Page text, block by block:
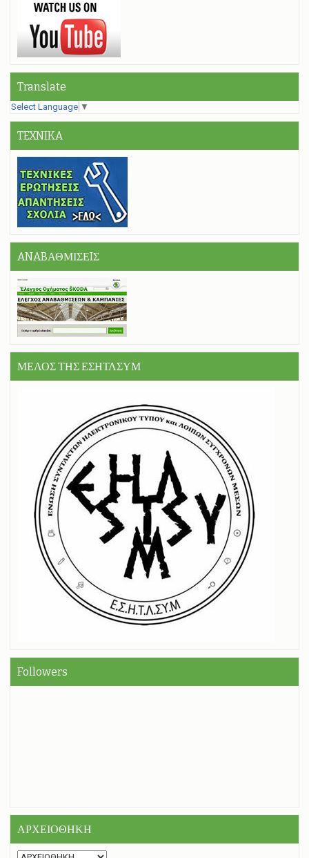
Translate
Select Language ▼
TEXNIKA
ANABΑΘΜΙΣΕIΣ
ΜΕΛΟΣ ΤΗΣ ΕΣΗΤΛΣΥΜ
Followers
ΑΡΧΕΙΟΘΗΚΗ